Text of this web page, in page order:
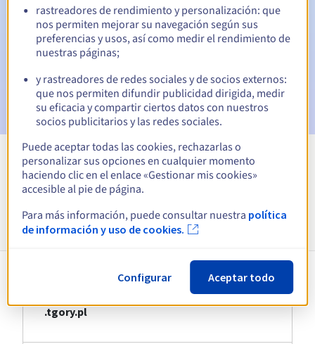
vencimiento
Email el día del vencimientopara notificar la suspensión
del nombre de dominio
Email tras el periodo de gracia de redenciónpara
notificar la eliminación del nombre de dominio
Ver todas las extensiones
Información sobre .tgory.pl
.tgory.pl
rastreadores de rendimiento y personalización: que
nos permiten mejorar su navegación según sus
preferencias y usos, así como medir el rendimiento de
nuestras páginas;
y rastreadores de redes sociales y de socios externos:
que nos permiten difundir publicidad dirigida, medir
su eficacia y compartir ciertos datos con nuestros
socios publicitarios y las redes sociales.
Puede aceptar todas las cookies, rechazarlas o
personalizar sus opciones en cualquier momento
haciendo clic en el enlace «Gestionar mis cookies»
accesible al pie de página.
Para más información, puede consultar nuestra política
de información y uso de cookies.
Configurar Aceptar todo